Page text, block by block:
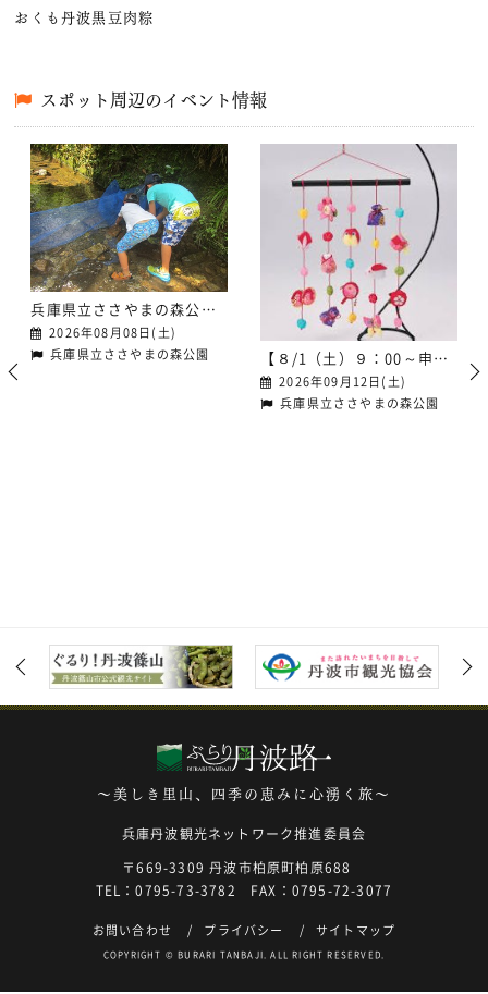
おくも丹波黒豆肉粽
スポット周辺のイベント情報
兵庫県立ささやまの森公園プログラムのご案内（８月）
2026年08月08日(土)
兵庫県立ささやまの森公園
【８/1（土）９：00～申込受付】兵庫県立ささやまの森公園プログラムのご案内（９月）
2026年09月12日(土)
兵庫県立ささやまの森公園
～美しき里山、四季の恵みに心湧く旅～
兵庫丹波観光ネットワーク推進委員会
〒669-3309 丹波市柏原町柏原688
TEL：0795-73-3782 FAX：0795-72-3077
お問い合わせ プライバシー サイトマップ
COPYRIGHT © BURARI TANBAJI. ALL RIGHT RESERVED.